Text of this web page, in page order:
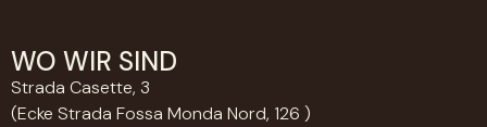
WO WIR SIND
Strada Casette, 3
(Ecke Strada Fossa Monda Nord, 126 )